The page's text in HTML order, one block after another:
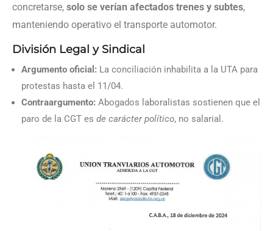
concretarse, solo se verían afectados trenes y subtes,
manteniendo operativo el transporte automotor.
División Legal y Sindical
Argumento oficial: La conciliación inhabilita a la UTA para
protestas hasta el 11/04.
Contraargumento: Abogados laboralistas sostienen que el
paro de la CGT es de carácter político, no salarial.